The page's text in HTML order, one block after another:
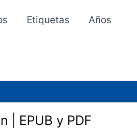
Etiquetas Años
| EPUB y PDF